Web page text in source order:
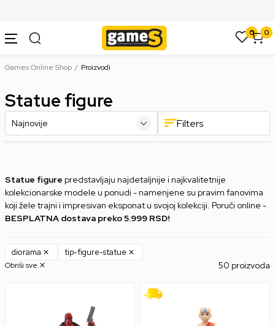
0 0
Games Online Shop Proizvodi
Statue figure
Filters
Statue figure predstavljaju najdetaljnije i najkvalitetnije
kolekcionarske modele u ponudi - namenjene su pravim fanovima
koji žele trajni i impresivan eksponat u svojoj kolekciji. Poruči online -
BESPLATNA dostava preko 5.999 RSD!
diorama tip-figure-statue
50 proizvoda
Obriši sve